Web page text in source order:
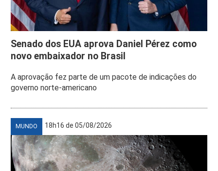
Senado dos EUA aprova Daniel Pérez como
novo embaixador no Brasil
A aprovação fez parte de um pacote de indicações do
governo norte-americano
MUNDO 18h16 de 05/08/2026